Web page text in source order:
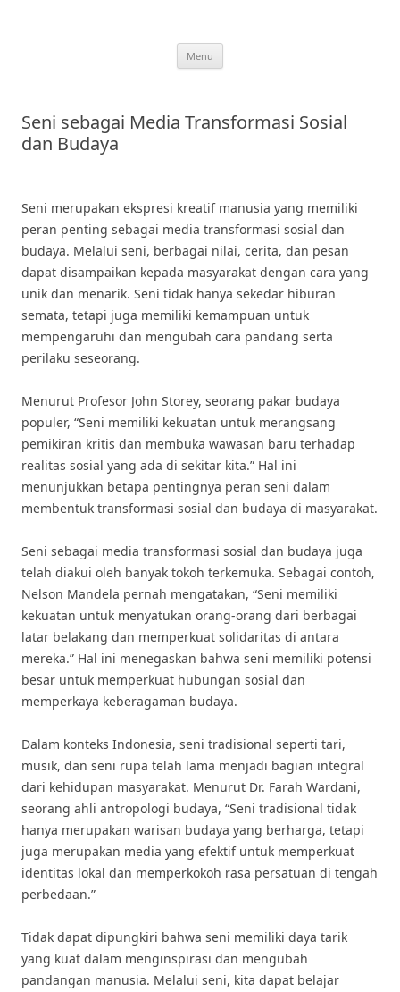
Menu
Seni sebagai Media Transformasi Sosial
dan Budaya
Seni merupakan ekspresi kreatif manusia yang memiliki
peran penting sebagai media transformasi sosial dan
budaya. Melalui seni, berbagai nilai, cerita, dan pesan
dapat disampaikan kepada masyarakat dengan cara yang
unik dan menarik. Seni tidak hanya sekedar hiburan
semata, tetapi juga memiliki kemampuan untuk
mempengaruhi dan mengubah cara pandang serta
perilaku seseorang.
Menurut Profesor John Storey, seorang pakar budaya
populer, “Seni memiliki kekuatan untuk merangsang
pemikiran kritis dan membuka wawasan baru terhadap
realitas sosial yang ada di sekitar kita.” Hal ini
menunjukkan betapa pentingnya peran seni dalam
membentuk transformasi sosial dan budaya di masyarakat.
Seni sebagai media transformasi sosial dan budaya juga
telah diakui oleh banyak tokoh terkemuka. Sebagai contoh,
Nelson Mandela pernah mengatakan, “Seni memiliki
kekuatan untuk menyatukan orang-orang dari berbagai
latar belakang dan memperkuat solidaritas di antara
mereka.” Hal ini menegaskan bahwa seni memiliki potensi
besar untuk memperkuat hubungan sosial dan
memperkaya keberagaman budaya.
Dalam konteks Indonesia, seni tradisional seperti tari,
musik, dan seni rupa telah lama menjadi bagian integral
dari kehidupan masyarakat. Menurut Dr. Farah Wardani,
seorang ahli antropologi budaya, “Seni tradisional tidak
hanya merupakan warisan budaya yang berharga, tetapi
juga merupakan media yang efektif untuk memperkuat
identitas lokal dan memperkokoh rasa persatuan di tengah
perbedaan.”
Tidak dapat dipungkiri bahwa seni memiliki daya tarik
yang kuat dalam menginspirasi dan mengubah
pandangan manusia. Melalui seni, kita dapat belajar